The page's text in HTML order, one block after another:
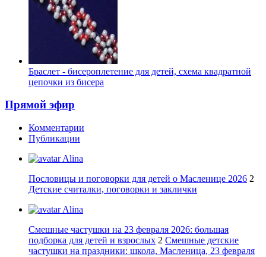
Браслет - бисероплетение для детей, схема квадратной
цепочки из бисера
Прямой эфир
Комментарии
Публикации
Alina
Пословицы и поговорки для детей о Масленице 2026 2
Детские считалки, поговорки и заклички
Alina
Смешные частушки на 23 февраля 2026: большая
подборка для детей и взрослых 2 Смешные детские
частушки на праздники: школа, Масленица, 23 февраля